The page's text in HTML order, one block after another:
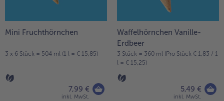
Mini Fruchthörnchen
3 x 6 Stück = 504 ml (1 l = € 15,85)
7,99 €
inkl. MwSt.
Waffelhörnchen Vanille-
Erdbeer
3 Stück = 360 ml (Pro Stück € 1,83 / 1
l = € 15,25)
5,49 €
inkl. MwSt.